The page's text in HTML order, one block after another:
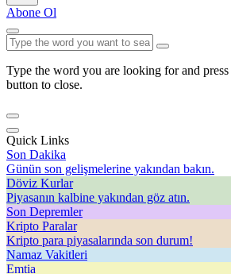
Abone Ol
Type the word you are looking for and press
button to close.
Quick Links
Son Dakika
Günün son gelişmelerine yakından bakın.
Döviz Kurlar
Piyasanın kalbine yakından göz atın.
Son Depremler
Kripto Paralar
Kripto para piyasalarında son durum!
Namaz Vakitleri
Emtia